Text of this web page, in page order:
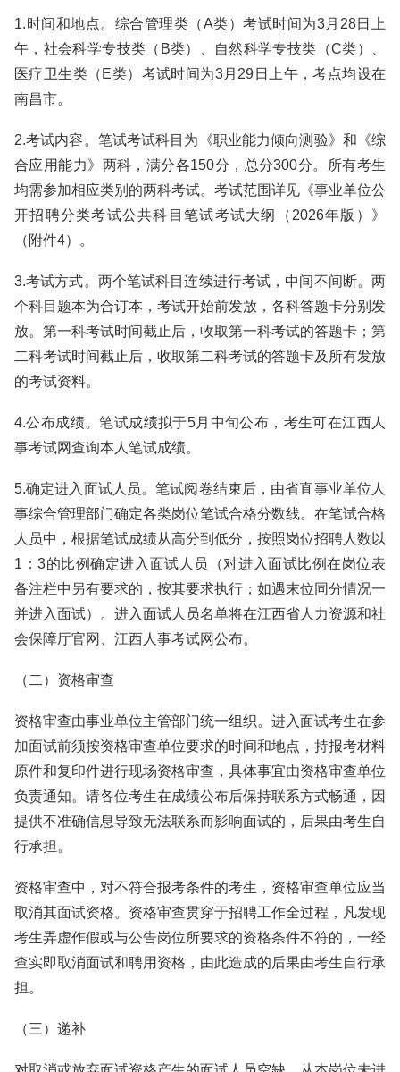
1.时间和地点。综合管理类（A类）考试时间为3月28日上
午，社会科学专技类（B类）、自然科学专技类（C类）、
医疗卫生类（E类）考试时间为3月29日上午，考点均设在
南昌市。
2.考试内容。笔试考试科目为《职业能力倾向测验》和《综
合应用能力》两科，满分各150分，总分300分。所有考生
均需参加相应类别的两科考试。考试范围详见《事业单位公
开招聘分类考试公共科目笔试考试大纲（2026年版）》
（附件4）。
3.考试方式。两个笔试科目连续进行考试，中间不间断。两
个科目题本为合订本，考试开始前发放，各科答题卡分别发
放。第一科考试时间截止后，收取第一科考试的答题卡；第
二科考试时间截止后，收取第二科考试的答题卡及所有发放
的考试资料。
4.公布成绩。笔试成绩拟于5月中旬公布，考生可在江西人
事考试网查询本人笔试成绩。
5.确定进入面试人员。笔试阅卷结束后，由省直事业单位人
事综合管理部门确定各类岗位笔试合格分数线。在笔试合格
人员中，根据笔试成绩从高分到低分，按照岗位招聘人数以
1：3的比例确定进入面试人员（对进入面试比例在岗位表
备注栏中另有要求的，按其要求执行；如遇末位同分情况一
并进入面试）。进入面试人员名单将在江西省人力资源和社
会保障厅官网、江西人事考试网公布。
（二）资格审查
资格审查由事业单位主管部门统一组织。进入面试考生在参
加面试前须按资格审查单位要求的时间和地点，持报考材料
原件和复印件进行现场资格审查，具体事宜由资格审查单位
负责通知。请各位考生在成绩公布后保持联系方式畅通，因
提供不准确信息导致无法联系而影响面试的，后果由考生自
行承担。
资格审查中，对不符合报考条件的考生，资格审查单位应当
取消其面试资格。资格审查贯穿于招聘工作全过程，凡发现
考生弄虚作假或与公告岗位所要求的资格条件不符的，一经
查实即取消面试和聘用资格，由此造成的后果由考生自行承
担。
（三）递补